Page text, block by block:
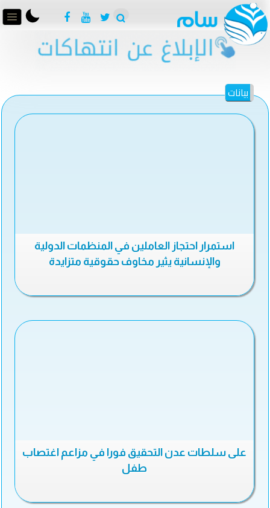
بيانات
استمرار احتجاز العاملين في المنظمات الدولية
والإنسانية يثير مخاوف حقوقية متزايدة
على سلطات عدن التحقيق فورا في مزاعم اغتصاب
طفل